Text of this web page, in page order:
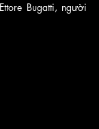
Bugatti, người